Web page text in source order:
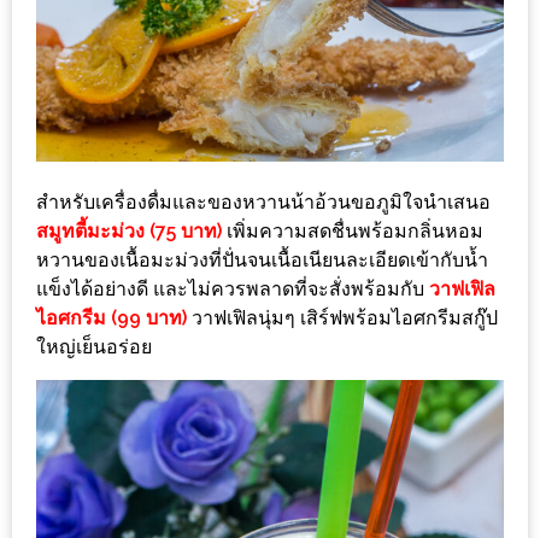
หมู
กระทะ
ทั่ว
เชียงใหม่
TOP30
ราคา
ไม่
เกิน
200
บาท
รีวิว
ดี
กับ
วงใน
แจก
สำหรับเครื่องดื่มและของหวานน้าอ้วนขอภูมิใจนำเสนอ
สมูทตี้มะม่วง (75 บาท) เพิ่มความสดชื่นพร้อมกลิ่นหอม
หวานของเนื้อมะม่วงที่ปั่นจนเนื้อเนียนละเอียดเข้ากับน้ำ
แข็งได้อย่างดี และไม่ควรพลาดที่จะสั่งพร้อมกับ วาฟเฟิล
ไอศกรีม (99 บาท) วาฟเฟิลนุ่มๆ เสิร์ฟพร้อมไอศกรีมสกู๊ป
ใหญ่เย็นอร่อย